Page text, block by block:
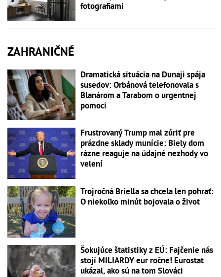
fotografiami
ZAHRANIČNÉ
Dramatická situácia na Dunaji spája
susedov: Orbánová telefonovala s
Blanárom a Tarabom o urgentnej
pomoci
Frustrovaný Trump mal zúriť pre
prázdne sklady munície: Biely dom
rázne reaguje na údajné nezhody vo
velení
Trojročná Briella sa chcela len pohrať:
O niekoľko minút bojovala o život
Šokujúce štatistiky z EÚ: Fajčenie nás
stojí MILIARDY eur ročne! Eurostat
ukázal, ako sú na tom Slováci